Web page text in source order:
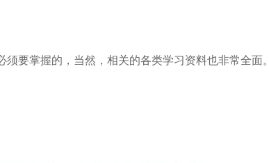
要掌握的，当然，相关的各类学习资料也非常全面。